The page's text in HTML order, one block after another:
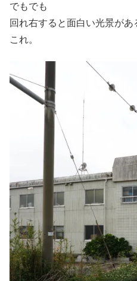
でもでも
回れ右すると面白い光景があ
これ。